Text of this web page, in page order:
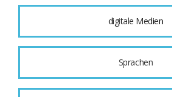
digitale Medien
Sprachen